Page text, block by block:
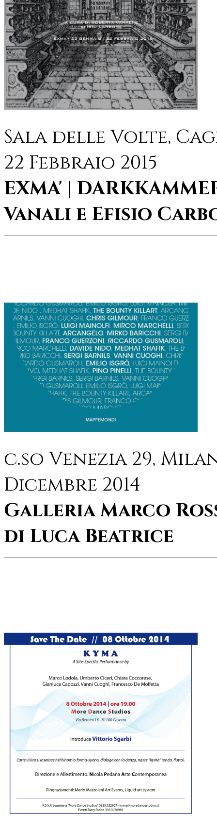
Sala delle Volte,
22 Febbraio 2015
EXMA' |
Vanali e Efisio
c.so Venezia 29,
Dicembre 2014
Galleria Marco
di Luca Beatrice